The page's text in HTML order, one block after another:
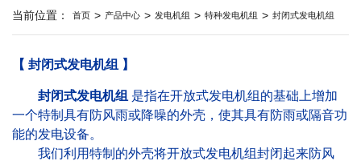
当前位置： 首页 > 产品中心 > 发电机组 > 特种发电机组 > 封闭式发电机组
【 封闭式发电机组 】
封闭式发电机组 是指在开放式发电机组的基础上增加
一个特制具有防风雨或降噪的外壳，使其具有防雨或隔音功
能的发电设备。
我们利用特制的外壳将开放式发电机组封闭起来防风